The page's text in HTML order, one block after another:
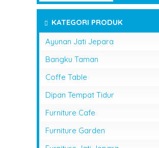
KATEGORI PRODUK
Ayunan Jati Jepara
Bangku Taman
Coffe Table
Dipan Tempat Tidur
Furniture Cafe
Furniture Garden